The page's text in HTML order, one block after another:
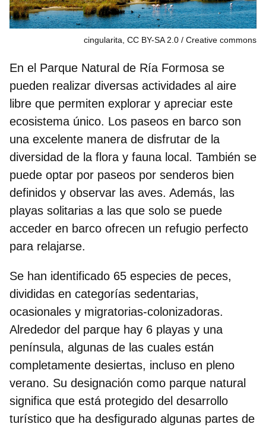
cingularita, CC BY-SA 2.0 Creative commons
En el Parque Natural de Ría Formosa se
pueden realizar diversas actividades al aire
libre que permiten explorar y apreciar este
ecosistema único. Los paseos en barco son
una excelente manera de disfrutar de la
diversidad de la flora y fauna local. También se
puede optar por paseos por senderos bien
definidos y observar las aves. Además, las
playas solitarias a las que solo se puede
acceder en barco ofrecen un refugio perfecto
para relajarse.
Se han identificado 65 especies de peces,
divididas en categorías sedentarias,
ocasionales y migratorias-colonizadoras.
Alrededor del parque hay 6 playas y una
península, algunas de las cuales están
completamente desiertas, incluso en pleno
verano. Su designación como parque natural
significa que está protegido del desarrollo
turístico que ha desfigurado algunas partes de